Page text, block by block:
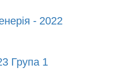
- 2022
Група 1